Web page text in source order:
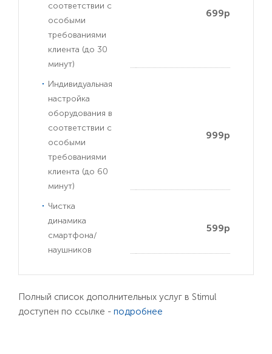
соответствии с
особыми
требованиями
клиента (до 30
минут)
699р
Индивидуальная
настройка
оборудования в
соответствии с
особыми
требованиями
клиента (до 60
минут)
999р
Чистка
динамика
смартфона/
наушников
599р
Полный список дополнительных услуг в Stimul
доступен по ссылке - подробнее